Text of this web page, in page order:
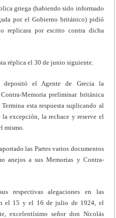
griega (habiendo sido informado
por el Gobierno británico) pidió
replicara por escrito contra dicha
réplica el 30 de junio siguiente.
depositó el Agente de Grecia la
Memoria preliminar británica
esta respuesta suplicando al
excepción, la rechace y reserve el
mismo.
las Partes varios documentos
anejos a sus Memorias y Contra-
respectivas alegaciones en las
el 15 y el 16 de julio de 1924, el
excelentísimo señor don Nicolás